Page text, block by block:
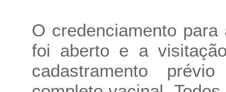
O credenciamento
foi aberto e a
cadastramento